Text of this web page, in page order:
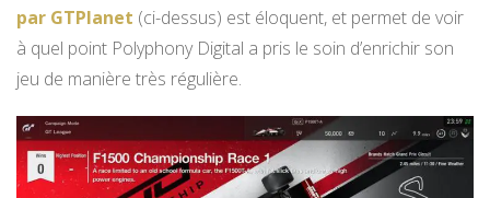
par GTPlanet (ci-dessus) est éloquent, et permet de voir
à quel point Polyphony Digital a pris le soin d’enrichir son
jeu de manière très régulière.